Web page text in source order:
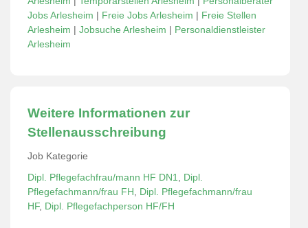
Jobs Arlesheim | Freie Jobs Arlesheim | Freie Stellen
Arlesheim | Jobsuche Arlesheim | Personaldienstleister
Arlesheim
Weitere Informationen zur
Stellenausschreibung
Job Kategorie
Dipl. Pflegefachfrau/mann HF DN1, Dipl.
Pflegefachmann/frau FH, Dipl. Pflegefachmann/frau
HF, Dipl. Pflegefachperson HF/FH